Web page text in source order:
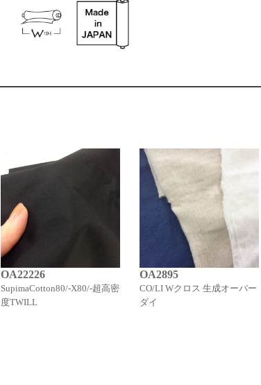
OA22226
SupimaCotton80/-X80/-超高密
度TWILL
OA2895
CO/LI Wクロス 生成オーバー
ダイ